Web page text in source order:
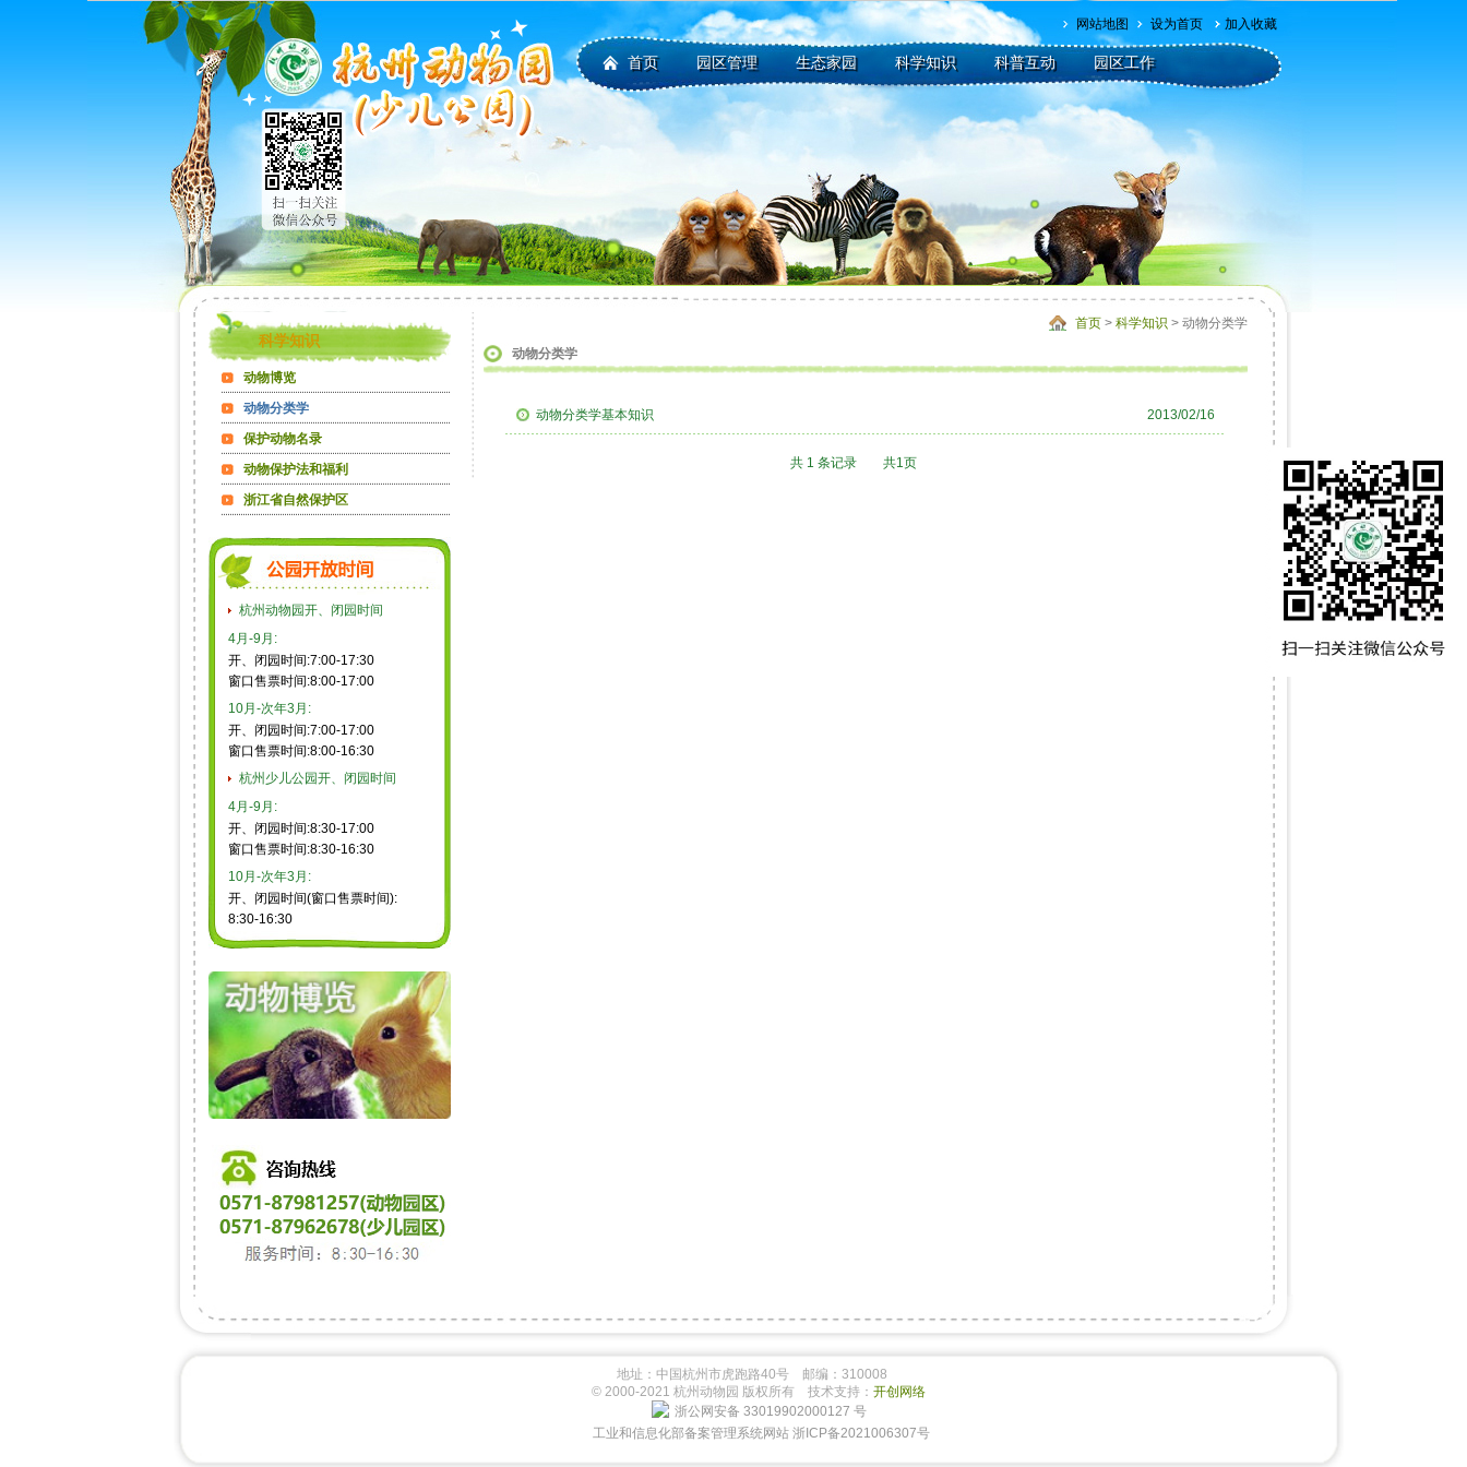
加入收藏
设为首页
网站地图
首页 园区管理 生态家园 科学知识 科普互动 园区工作
科学知识
动物博览
动物分类学
保护动物名录
动物保护法和福利
浙江省自然保护区
杭州动物园开、闭园时间
4月-9月:
开、闭园时间:7:00-17:30
窗口售票时间:8:00-17:00
10月-次年3月:
开、闭园时间:7:00-17:00
窗口售票时间:8:00-16:30
杭州少儿公园开、闭园时间
4月-9月:
开、闭园时间:8:30-17:00
窗口售票时间:8:30-16:30
10月-次年3月:
开、闭园时间(窗口售票时间):
8:30-16:30
首页 > 科学知识 > 动物分类学
动物分类学
动物分类学基本知识 2013/02/16
共 1 条记录 共1页
地址：中国杭州市虎跑路40号 邮编：310008
© 2000-2021 杭州动物园 版权所有 技术支持： 开创网络
浙公网安备 33019902000127 号
工业和信息化部备案管理系统网站 浙ICP备2021006307号